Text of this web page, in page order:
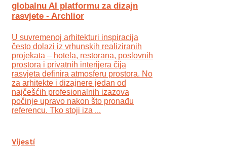
globalnu AI platformu za dizajn
rasvjete - Archlior
U suvremenoj arhitekturi inspiracija
često dolazi iz vrhunskih realiziranih
projekata – hotela, restorana, poslovnih
prostora i privatnih interijera čija
rasvjeta definira atmosferu prostora. No
za arhitekte i dizajnere jedan od
najčešćih profesionalnih izazova
počinje upravo nakon što pronađu
referencu. Tko stoji iza ...
Vijesti